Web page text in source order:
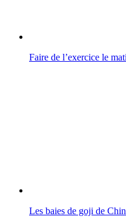
Faire de l’exercice le
Les baies de goji de